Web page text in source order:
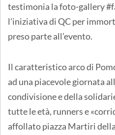
testimonia la foto-gallery
l'iniziativa di QC per
preso parte all’evento.
Il caratteristico arco di
ad una piacevole giornata
condivisione e della
tutte le età, runners e
affollato piazza Martiri